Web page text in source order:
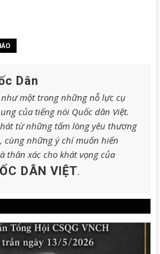
Dân
một trong những nỗ lực cụ
của tiếng nói Quốc dân Việt.
từ những tấm lòng yêu thương
cùng những ý chí muốn hiến
thân xác cho khát vọng của
DÂN VIỆT.